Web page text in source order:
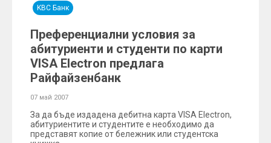
KBC Банк
Преференциални условия за
абитуриенти и студенти по карти
VISA Electron предлага
Райфайзенбанк
07 май 2007
За да бъде издадена дебитна карта VISA Electron,
абитуриентите и студентите е необходимо да
представят копие от бележник или студентска